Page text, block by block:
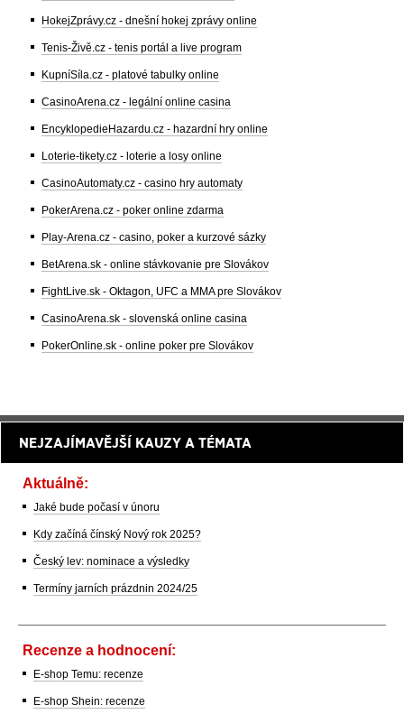
HokejZprávy.cz - dnešní hokej zprávy online
Tenis-Živě.cz - tenis portál a live program
KupníSíla.cz - platové tabulky online
CasinoArena.cz - legální online casina
EncyklopedieHazardu.cz - hazardní hry online
Loterie-tikety.cz - loterie a losy online
CasinoAutomaty.cz - casino hry automaty
PokerArena.cz - poker online zdarma
Play-Arena.cz - casino, poker a kurzové sázky
BetArena.sk - online stávkovanie pre Slovákov
FightLive.sk - Oktagon, UFC a MMA pre Slovákov
CasinoArena.sk - slovenská online casina
PokerOnline.sk - online poker pre Slovákov
NEJZAJÍMAVĚJŠÍ KAUZY A TÉMATA
Aktuálně:
Jaké bude počasí v únoru
Kdy začíná čínský Nový rok 2025?
Český lev: nominace a výsledky
Termíny jarních prázdnin 2024/25
Recenze a hodnocení:
E-shop Temu: recenze
E-shop Shein: recenze